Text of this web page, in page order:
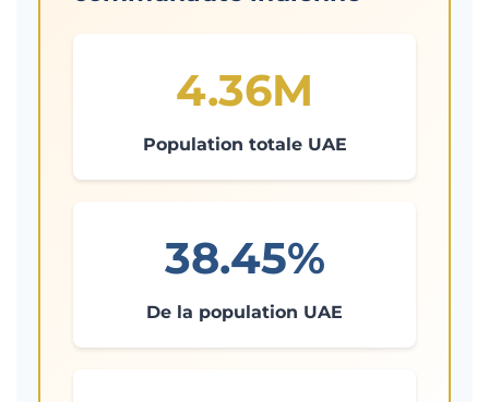
4.36M
Population totale UAE
38.45%
De la population UAE